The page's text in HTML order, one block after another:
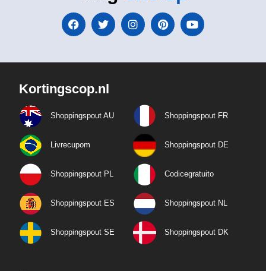
Kortingscop.nl
Shoppingspout AU Shoppingspout FR
Livrecupom Shoppingspout DE
Shoppingspout PL Codicegratuito
Shoppingspout ES Shoppingspout NL
Shoppingspout SE Shoppingspout DK